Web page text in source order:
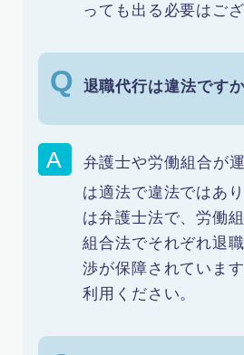
っても出る必要はご
退職代行は違法ですか
弁護士や労働組合が
は適法で違法ではあ
は弁護士法で、労働
組合法でそれぞれ退
渉が保障されていま
利用ください。